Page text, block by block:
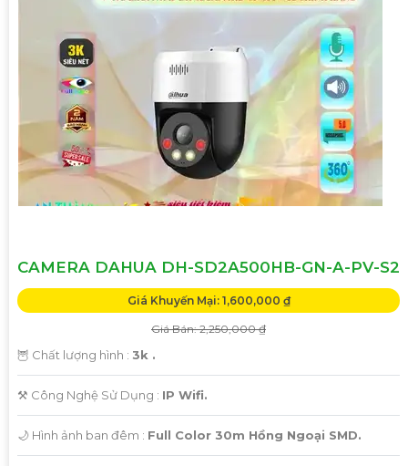
CAMERA DAHUA DH-SD2A500HB-GN-A-PV-S2
Giá Khuyến Mại: 1,600,000 ₫
Giá Bán: 2,250,000 ₫
🦉 Chất lượng hình : 3k .
⚒ Công Nghệ Sử Dụng : IP Wifi.
🌙 Hình ảnh ban đêm : Full Color 30m Hồng Ngoại SMD.